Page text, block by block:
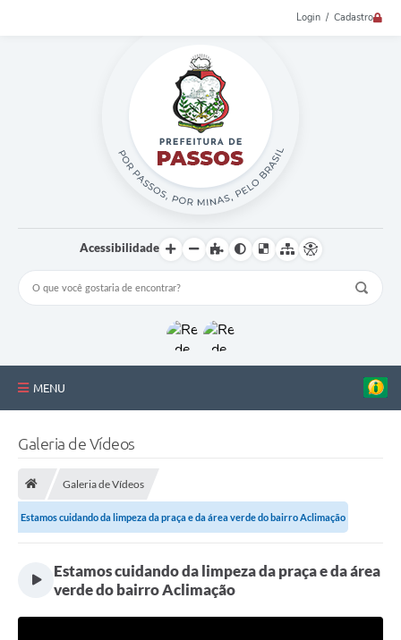
Login / Cadastro
Acessibilidade
MENU
Estrutura Administrativa
Galeria de Fotos
Galeria de Vídeos
Galeria de Vídeos
Estamos cuidando da limpeza da praça e da área verde do bairro Aclimação
Estamos cuidando da limpeza da praça e da área
verde do bairro Aclimação